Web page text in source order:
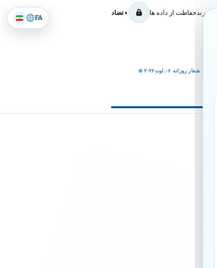
FA
برند حفاظت از داده ها ◐ تضاد
شعار روزانه ۰۶. اوت ۲۰۲۶ ©